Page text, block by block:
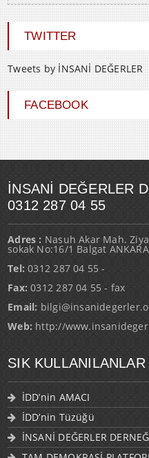
TWITTER
Tweets by İNSANİ DEĞERLER
FACEBOOK
İNSANI DEĞERLER
0312 287 04 55
Adres : Nasuh Akar Mah.
sokak No:16/1 Balgat ANKARA
Tel:
0312 287 04 55 - fax
Email:
Web:
http://
SIK KULLANILANLAR
İDD’nin AMACI
İDD’nin Tüzüğü
İNSANİ DEĞERLER
TAM DEMOKRASİ